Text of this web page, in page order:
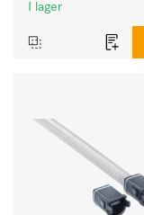
I lager